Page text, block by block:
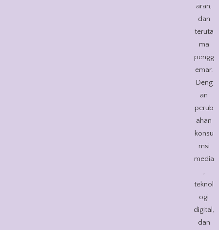
aran,
dan
teruta
ma
pengg
emar.
Deng
an
perub
ahan
konsu
msi
media
,
teknol
ogi
digital,
dan